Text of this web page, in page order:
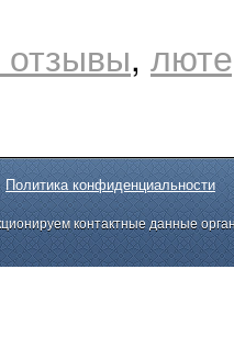
,
Политика конфиденциальности
контактные данные